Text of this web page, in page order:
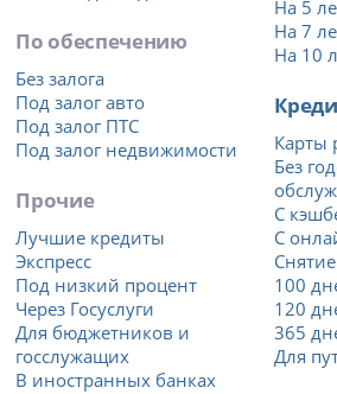
По обеспечению
Без залога
Под залог авто
Под залог ПТС
Под залог недвижимости
Прочие
Лучшие кредиты
Экспресс
Под низкий процент
Через Госуслуги
Для бюджетников и
госслужащих
В иностранных банках
На 5
На 7
На 10
Карты
Без
С
С
100
120
365
Для